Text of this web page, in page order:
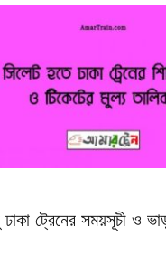
ট্রেনের সময়সূচী ও